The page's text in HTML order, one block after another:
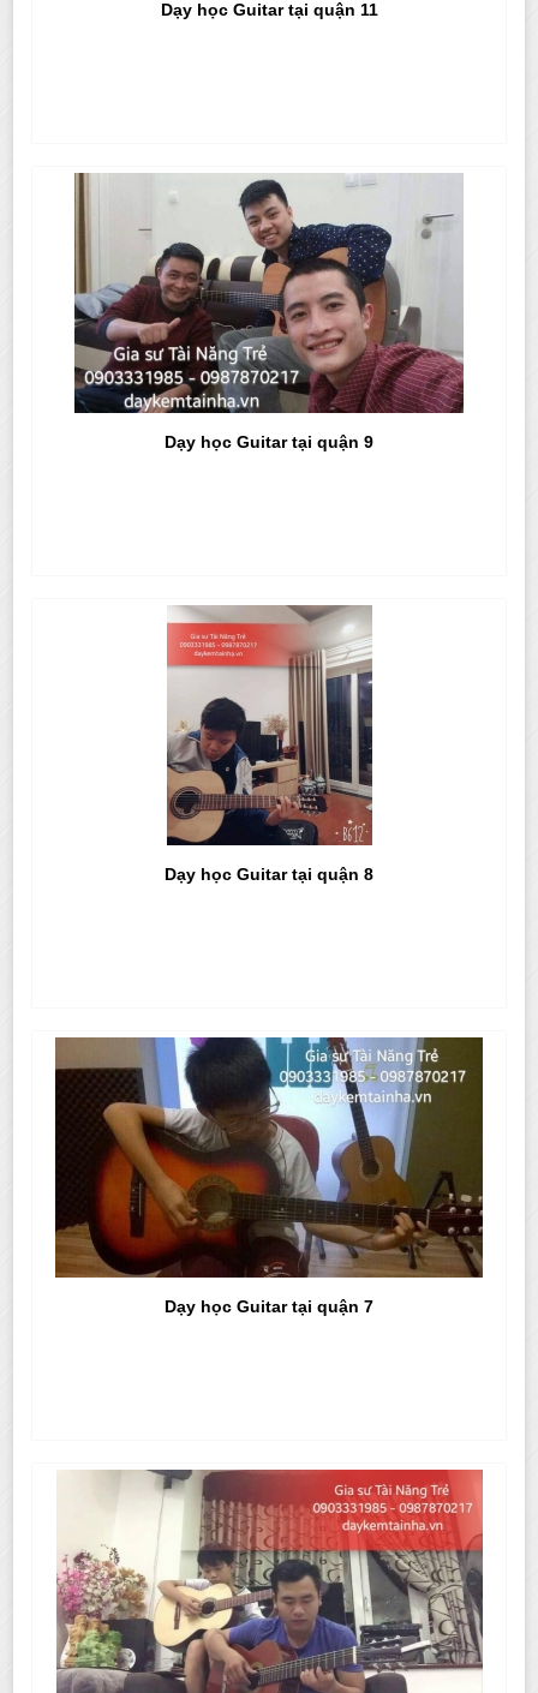
Dạy học Guitar tại quận 11
Dạy học Guitar tại quận 9
Dạy học Guitar tại quận 8
Dạy học Guitar tại quận 7